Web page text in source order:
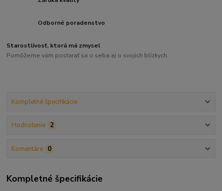
Odborné poradenstvo
Starostlivosť, ktorá má zmysel
Pomôžeme vám postarať sa o seba aj o svojich blízkych.
Kompletné špecifikácie
Hodnotenie 2
Komentáre 0
Kompletné špecifikácie